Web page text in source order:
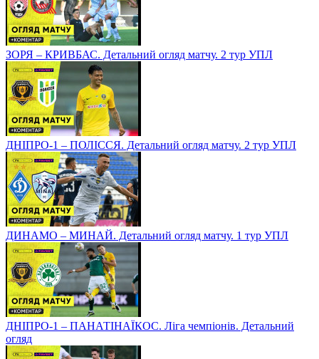
ЗОРЯ – КРИВБАС. Детальний огляд матчу. 2 тур УПЛ
ДНІПРО-1 – ПОЛІССЯ. Детальний огляд матчу. 2 тур УПЛ
ДИНАМО – МИНАЙ. Детальний огляд матчу. 1 тур УПЛ
ДНІПРО-1 – ПАНАТІНАЇКОС. Ліга чемпіонів. Детальний
огляд